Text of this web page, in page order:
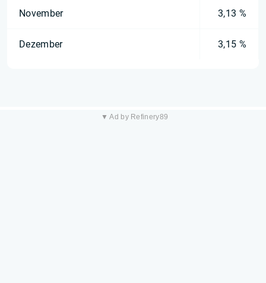
November 3,13 %
Dezember 3,15 %
▼ Ad by Refinery89